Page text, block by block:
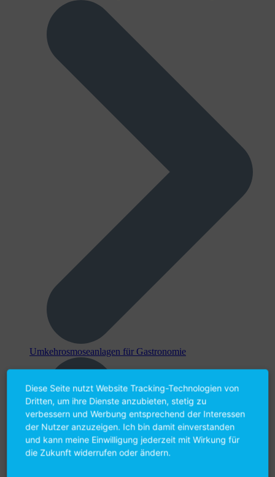
Umkehr­osmose­anlagen für Gastronomie
Diese Seite nutzt Website Tracking-Technologien von
Dritten, um ihre Dienste anzubieten, stetig zu
verbessern und Werbung entsprechend der Interessen
der Nutzer anzuzeigen. Ich bin damit einverstanden
und kann meine Einwilligung jederzeit mit Wirkung für
die Zukunft widerrufen oder ändern.